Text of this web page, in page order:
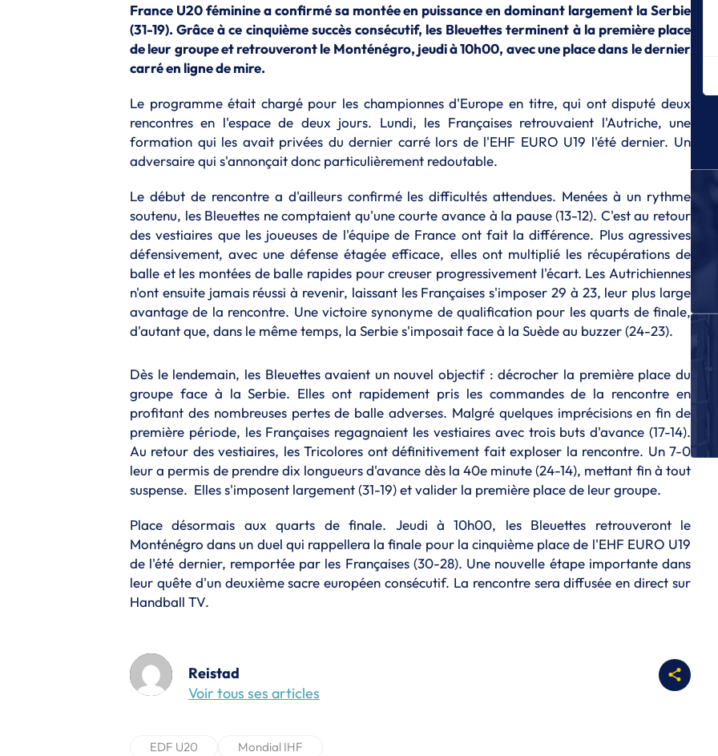
France U20 féminine a confirmé sa montée en puissance en dominant largement la Serbie
(31-19). Grâce à ce cinquième succès consécutif, les Bleuettes terminent à la première place
de leur groupe et retrouveront le Monténégro, jeudi à 10h00, avec une place dans le dernier
carré en ligne de mire.
Le programme était chargé pour les championnes d'Europe en titre, qui ont disputé deux
rencontres en l'espace de deux jours. Lundi, les Françaises retrouvaient l'Autriche, une
formation qui les avait privées du dernier carré lors de l'EHF EURO U19 l'été dernier. Un
adversaire qui s'annonçait donc particulièrement redoutable.
Le début de rencontre a d'ailleurs confirmé les difficultés attendues. Menées à un rythme
soutenu, les Bleuettes ne comptaient qu'une courte avance à la pause (13-12). C'est au retour
des vestiaires que les joueuses de l'équipe de France ont fait la différence. Plus agressives
défensivement, avec une défense étagée efficace, elles ont multiplié les récupérations de
balle et les montées de balle rapides pour creuser progressivement l'écart. Les Autrichiennes
n'ont ensuite jamais réussi à revenir, laissant les Françaises s'imposer 29 à 23, leur plus large
avantage de la rencontre. Une victoire synonyme de qualification pour les quarts de finale,
d'autant que, dans le même temps, la Serbie s'imposait face à la Suède au buzzer (24-23).
Dès le lendemain, les Bleuettes avaient un nouvel objectif : décrocher la première place du
groupe face à la Serbie. Elles ont rapidement pris les commandes de la rencontre en
profitant des nombreuses pertes de balle adverses. Malgré quelques imprécisions en fin de
première période, les Françaises regagnaient les vestiaires avec trois buts d'avance (17-14).
Au retour des vestiaires, les Tricolores ont définitivement fait exploser la rencontre. Un 7-0
leur a permis de prendre dix longueurs d'avance dès la 40e minute (24-14), mettant fin à tout
suspense. Elles s'imposent largement (31-19) et valider la première place de leur groupe.
Place désormais aux quarts de finale. Jeudi à 10h00, les Bleuettes retrouveront le
Monténégro dans un duel qui rappellera la finale pour la cinquième place de l'EHF EURO U19
de l'été dernier, remportée par les Françaises (30-28). Une nouvelle étape importante dans
leur quête d'un deuxième sacre européen consécutif. La rencontre sera diffusée en direct sur
Handball TV.
Reistad
Voir tous ses articles
EDF U20 Mondial IHF